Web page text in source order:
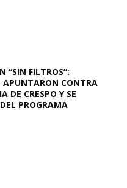
“SIN FILTROS”:
APUNTARON CONTRA
DE CRESPO Y SE
PROGRAMA